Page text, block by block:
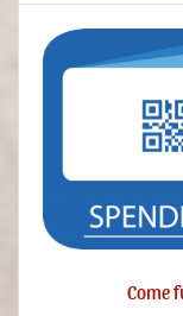
base giuridica
diritto di
accedere ai
informazioni
aspetti del
verificare la
determinate
limitazione del
Come